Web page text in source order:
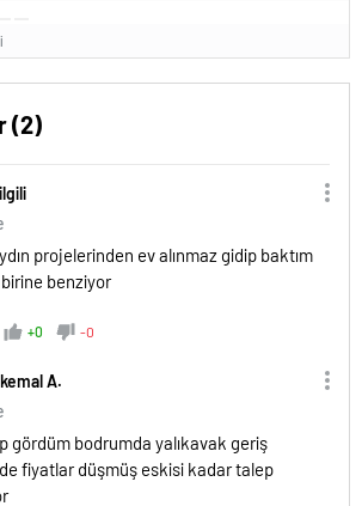
(2)
projelerinden ev alınmaz gidip baktım
benziyor
+0 -0
A.
gördüm bodrumda yalıkavak geriş
fiyatlar düşmüş eskisi kadar talep